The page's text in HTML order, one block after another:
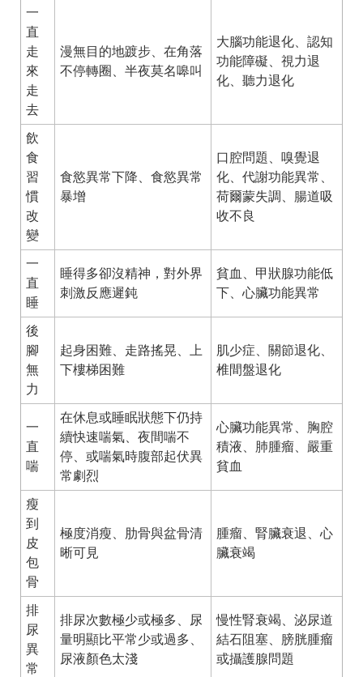
一
直
走
來
走
去
漫無目的地踱步、在角落
不停轉圈、半夜莫名嗥叫
大腦功能退化、認知
功能障礙、視力退
化、聽力退化
飲
食
習
慣
改
變
食慾異常下降、食慾異常
暴增
口腔問題、嗅覺退
化、代謝功能異常、
荷爾蒙失調、腸道吸
收不良
一
直
睡
睡得多卻沒精神，對外界
刺激反應遲鈍
貧血、甲狀腺功能低
下、心臟功能異常
後
腳
無
力
起身困難、走路搖晃、上
下樓梯困難
肌少症、關節退化、
椎間盤退化
一
直
喘
在休息或睡眠狀態下仍持
續快速喘氣、夜間喘不
停、或喘氣時腹部起伏異
常劇烈
心臟功能異常、胸腔
積液、肺腫瘤、嚴重
貧血
瘦
到
皮
包
骨
極度消瘦、肋骨與盆骨清
晰可見
腫瘤、腎臟衰退、心
臟衰竭
排
尿
異
常
排尿次數極少或極多、尿
量明顯比平常少或過多、
尿液顏色太淺
慢性腎衰竭、泌尿道
結石阻塞、膀胱腫瘤
或攝護腺問題